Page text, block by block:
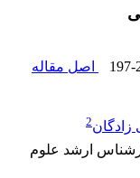
197-
اصل مقاله
2
ارشد علوم